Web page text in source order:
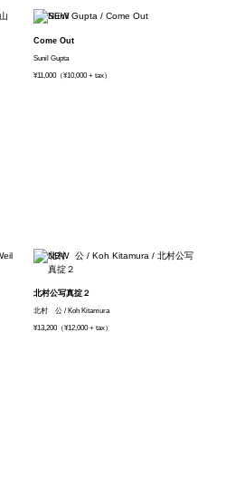
Come Out
Sunil Gupta
¥11,000（¥10,000 + tax）
北村公写真掟２
北村 公 / Koh Kitamura
¥13,200（¥12,000 + tax）